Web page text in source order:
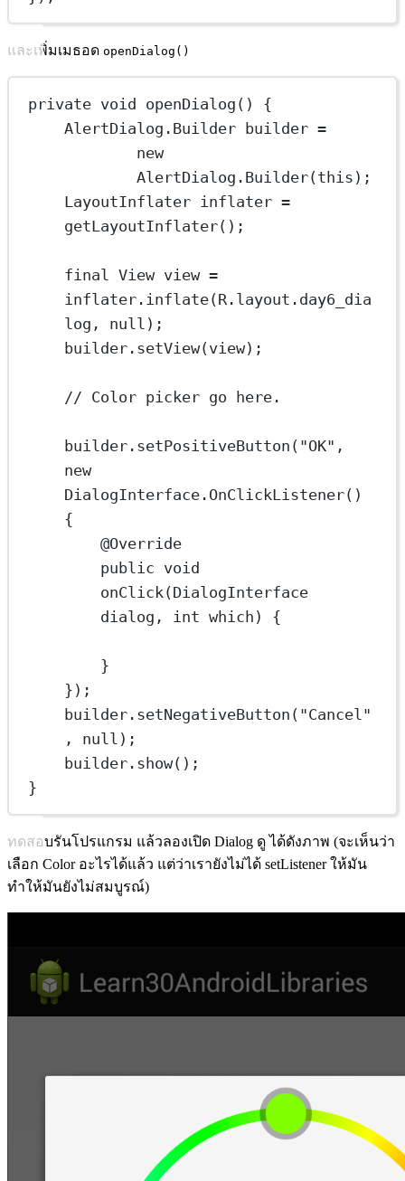
และเพิ่มเมธอด openDialog()
private void openDialog () {
AlertDialog . Builder builder =
new
AlertDialog. Builder(this );
LayoutInflater inflater =
getLayoutInflater();
final View view =
inflater. inflate(R.layout.day6_dia
log, null );
builder. setView(view);
// Color picker go here.
builder. setPositiveButton ( "OK"
new
DialogInterface. OnClickListener()
{
@Override
public void
onClick (DialogInterface
dialog, int which) {
}
});
builder. setNegativeButton ( "Cancel"
, null );
builder. show();
}
ทดสอบรันโปรแกรม แล้วลองเปิด Dialog ดู ได้ดังภาพ (จะเห็นว่า
เลือก Color อะไรได้แล้ว แต่ว่าเรายังไม่ได้ setListener ให้มัน
ทำให้มันยังไม่สมบูรณ์)